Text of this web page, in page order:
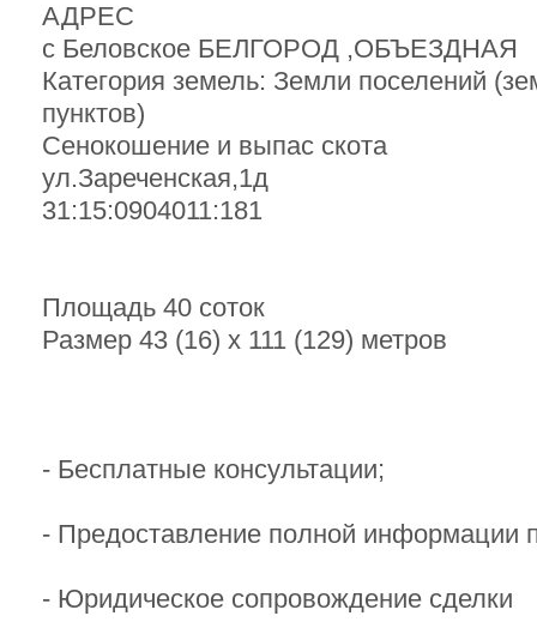
АДРЕС
с Беловское БЕЛГОРОД ,ОБЪЕЗДНАЯ
Категория земель: Земли поселений
пунктов)
Сенокошение и выпас скота
ул.Зареченская,1д
31:15:0904011:181
Площадь 40 соток
Размер 43 (16) х 111 (129) метров
- Бесплатные консультации;
- Предоставление полной информации
- Юридическое сопровождение сделки